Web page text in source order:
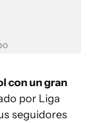
con un gran
por Liga
seguidores